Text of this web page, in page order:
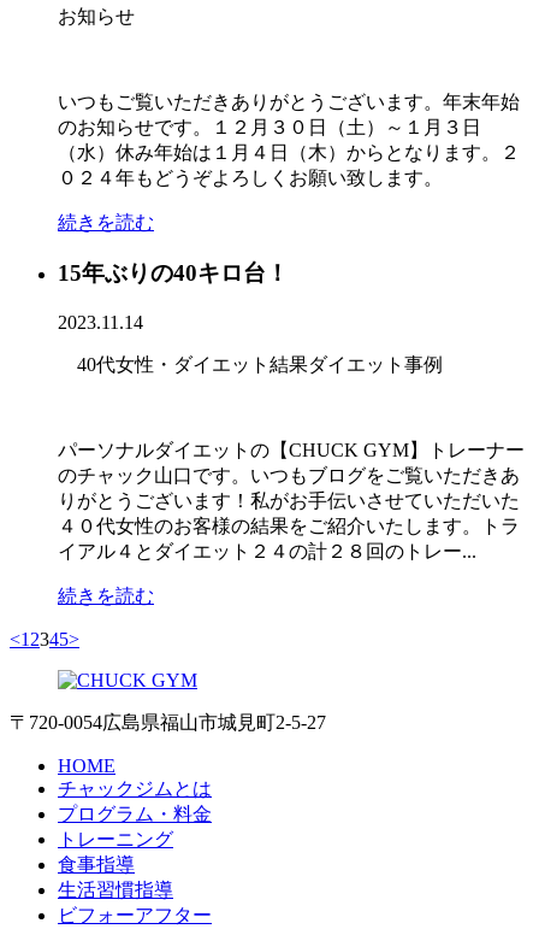
お知らせ
いつもご覧いただきありがとうございます。年末年始
のお知らせです。１２月３０日（土）～１月３日
（水）休み年始は１月４日（木）からとなります。２
０２４年もどうぞよろしくお願い致します。
続きを読む
15年ぶりの40キロ台！
2023.11.14
40代女性・ダイエット結果ダイエット事例
パーソナルダイエットの【CHUCK GYM】トレーナー
のチャック山口です。いつもブログをご覧いただきあ
りがとうございます！私がお手伝いさせていただいた
４０代女性のお客様の結果をご紹介いたします。トラ
イアル４とダイエット２４の計２８回のトレー...
続きを読む
<1 2345>
〒720-0054 広島県福山市城見町2-5-27
HOME
チャックジムとは
プログラム・料金
トレーニング
食事指導
生活習慣指導
ビフォーアフター